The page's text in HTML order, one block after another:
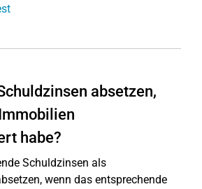
absetzen,
habe?
Schuldzinsen als
wenn das entsprechende